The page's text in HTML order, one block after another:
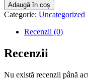
Adaugă în coș
Categorie: Uncategorized
Recenzii (0)
Recenzii
Nu există recenzii până